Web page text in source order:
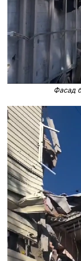
Фасад